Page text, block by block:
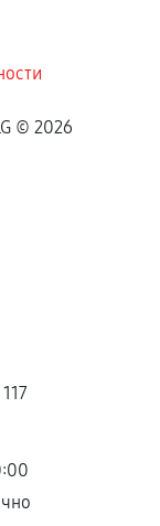
© 2026